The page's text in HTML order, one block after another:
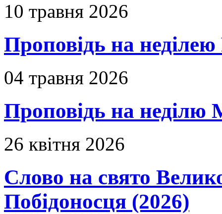
10 травня 2026
Проповідь на неділею
04 травня 2026
Проповідь на неділю
26 квітня 2026
Слово на свято
Побідоносця (2026)